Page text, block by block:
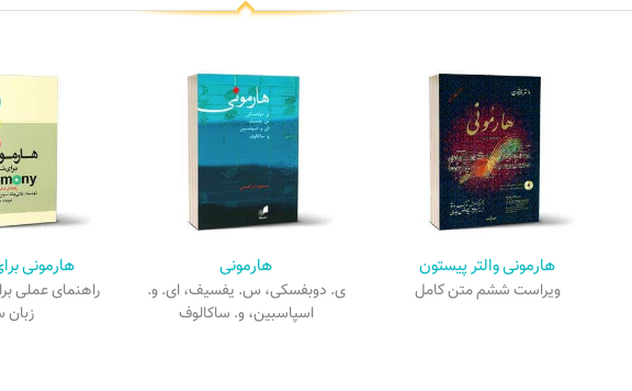
هارمونی والتر پیستون
ویراست ششم متن کامل
هارمونی
ی. دوبفسکی، س. یفسیف، ای. و.
اسپاسبین، و. ساکالوف
هارمونی
راهنمای عملی
زبان